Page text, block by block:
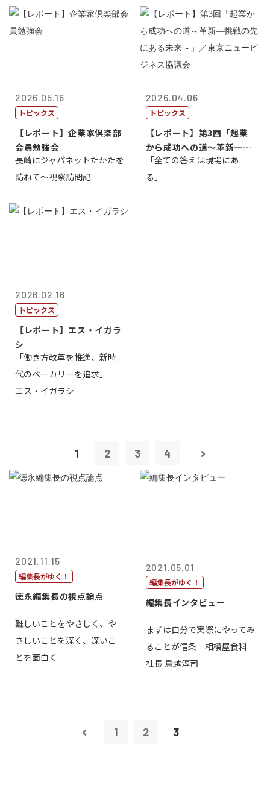
2026.05.16
トピックス
【レポート】企業家倶楽部
会員勉強会
長崎にジャパネットたかたを
訪ねて～視察訪問記
2026.04.06
トピックス
【レポート】第3回「起業
から成功への道～革新―挑
戦の先にある...
「全ての答えは現場にあ
る」
2026.02.16
トピックス
【レポート】エス・イガラ
シ
「働き方改革を推進、新時
代のベーカリーを追求」
エス・イガラシ
1 2 3 4
2021.11.15
編集長がゆく！
徳永編集長の視点論点
難しいことをやさしく、や
さしいことを深く、深いこ
とを面白く
2021.05.01
編集長がゆく！
編集長インタビュー
まずは自分で実際にやってみ
ることが信条 相模屋食料
社長 鳥越淳司
1 2 3